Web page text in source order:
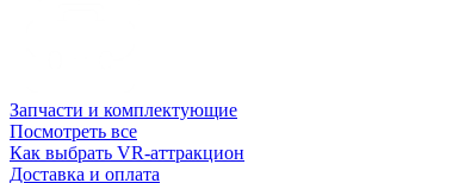
Запчасти и комплектующие
Посмотреть все
Как выбрать VR-аттракцион
Доставка и оплата